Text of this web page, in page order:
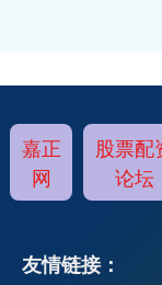
嘉正
网
股票配
论坛
友情链接：